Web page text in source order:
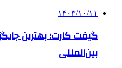
۱۴۰۳/۱۰/۱۱
گیفت کارت؛ بهترین
بین‌المللی